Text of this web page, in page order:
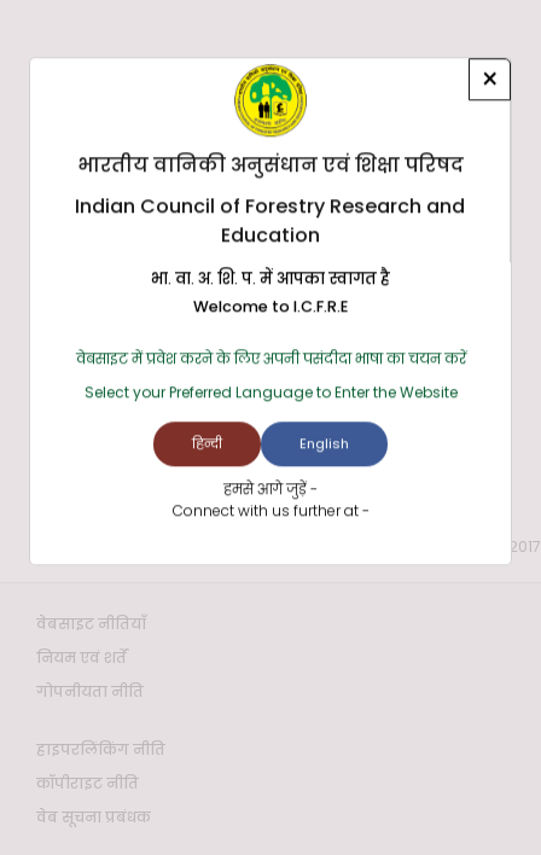
Last reviewed and updated on: 12 Dec 2017
वेबसाइट नीतियाँ
नियम एवं शर्तें
गोपनीयता नीति
हाइपरलिंकिंग नीति
कॉपीराइट नीति
वेब सूचना प्रबंधक
×
भारतीय वानिकी अनुसंधान एवं शिक्षा परिषद
Indian Council of Forestry Research and
Education
भा. वा. अ. शि. प. में आपका स्वागत है
Welcome to I.C.F.R.E
वेबसाइट में प्रवेश करने के लिए अपनी पसंदीदा भाषा का चयन करें
Select your Preferred Language to Enter the Website
हिन्दी English
हमसे आगे जुड़ें -
Connect with us further at -